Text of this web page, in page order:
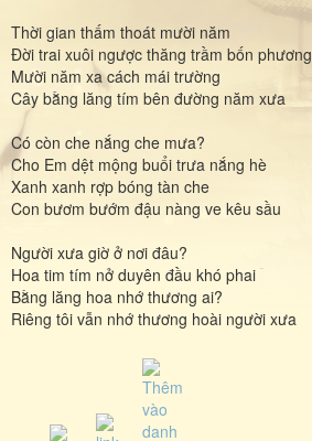
Thời gian thấm thoát mười năm
Đời trai xuôi ngược thăng trầm bốn phương
Mười năm xa cách mái trường
Cây bằng lăng tím bên đường năm xưa
Có còn che nắng che mưa?
Cho Em dệt mộng buổi trưa nắng hè
Xanh xanh rợp bóng tàn che
Con bươm bướm đậu nàng ve kêu sầu
Người xưa giờ ở nơi đâu?
Hoa tim tím nở duyên đầu khó phai
Bằng lăng hoa nhớ thương ai?
Riêng tôi vẫn nhớ thương hoài người xưa